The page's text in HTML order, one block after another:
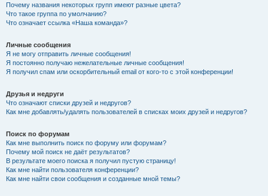
Почему названия некоторых групп имеют разные цвета?
Что такое группа по умолчанию?
Что означает ссылка «Наша команда»?
Личные сообщения
Я не могу отправить личные сообщения!
Я постоянно получаю нежелательные личные сообщения!
Я получил спам или оскорбительный email от кого-то с этой конференции!
Друзья и недруги
Что означают списки друзей и недругов?
Как мне добавлять/удалять пользователей в списках моих друзей и недругов?
Поиск по форумам
Как мне выполнить поиск по форуму или форумам?
Почему мой поиск не даёт результатов?
В результате моего поиска я получил пустую страницу!
Как мне найти пользователя конференции?
Как мне найти свои сообщения и созданные мной темы?